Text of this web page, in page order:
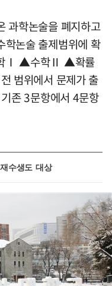
과학논술을 폐지하고
학논술 출제범위에 확
학Ⅰ ▲수학Ⅱ ▲확률
범위에서 문제가 출
존 3문항에서 4문항
수생도 대상